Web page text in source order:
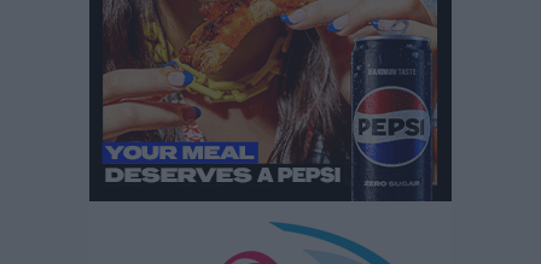
Μητσοτάκης για Στέλιο Ράμφο: Αποχαιρετώ με θλίψη
και σεβασμό αυτόν τον λαμπρό Έλληνα
Ειδήσεις• πριν 4 ώρες
Πέθανε ο σπουδαίος διανοούμενος, Στέλιος Ράμφος σε
ηλικία 87 ετών